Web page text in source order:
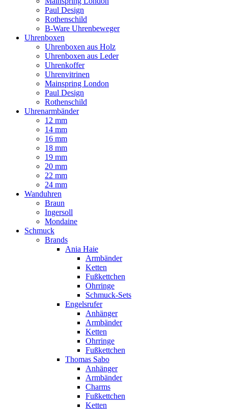
Paul Design
Rothenschild
B-Ware Uhrenbeweger
Uhrenboxen
Uhrenboxen aus Holz
Uhrenboxen aus Leder
Uhrenkoffer
Uhrenvitrinen
Mainspring London
Paul Design
Rothenschild
Uhrenarmbänder
12 mm
14 mm
16 mm
18 mm
19 mm
20 mm
22 mm
24 mm
Wanduhren
Braun
Ingersoll
Mondaine
Schmuck
Brands
Ania Haie
Armbänder
Ketten
Fußkettchen
Ohrringe
Schmuck-Sets
Engelsrufer
Anhänger
Armbänder
Ketten
Ohrringe
Fußkettchen
Thomas Sabo
Anhänger
Armbänder
Charms
Fußkettchen
Ketten